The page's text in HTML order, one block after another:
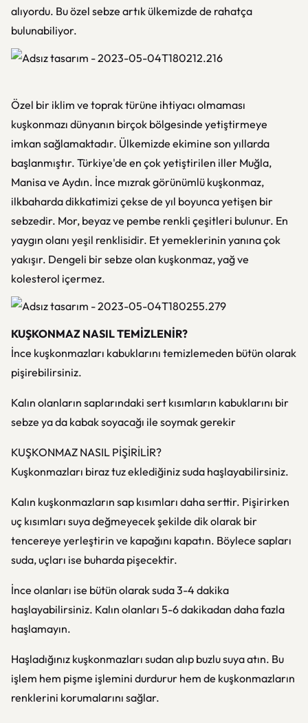
alıyordu. Bu özel sebze artık ülkemizde de rahatça
bulunabiliyor.
Özel bir iklim ve toprak türüne ihtiyacı olmaması
kuşkonmazı dünyanın birçok bölgesinde yetiştirmeye
imkan sağlamaktadır. Ülkemizde ekimine son yıllarda
başlanmıştır. Türkiye'de en çok yetiştirilen iller Muğla,
Manisa ve Aydın. İnce mızrak görünümlü kuşkonmaz,
ilkbaharda dikkatimizi çekse de yıl boyunca yetişen bir
sebzedir. Mor, beyaz ve pembe renkli çeşitleri bulunur. En
yaygın olanı yeşil renklisidir. Et yemeklerinin yanına çok
yakışır. Dengeli bir sebze olan kuşkonmaz, yağ ve
kolesterol içermez.
KUŞKONMAZ NASIL TEMİZLENİR?
İnce kuşkonmazları kabuklarını temizlemeden bütün olarak
pişirebilirsiniz.
Kalın olanların saplarındaki sert kısımların kabuklarını bir
sebze ya da kabak soyacağı ile soymak gerekir
KUŞKONMAZ NASIL PİŞİRİLİR?
Kuşkonmazları biraz tuz eklediğiniz suda haşlayabilirsiniz.
Kalın kuşkonmazların sap kısımları daha serttir. Pişirirken
uç kısımları suya değmeyecek şekilde dik olarak bir
tencereye yerleştirin ve kapağını kapatın. Böylece sapları
suda, uçları ise buharda pişecektir.
İnce olanları ise bütün olarak suda 3-4 dakika
haşlayabilirsiniz. Kalın olanları 5-6 dakikadan daha fazla
haşlamayın.
Haşladığınız kuşkonmazları sudan alıp buzlu suya atın. Bu
işlem hem pişme işlemini durdurur hem de kuşkonmazların
renklerini korumalarını sağlar.